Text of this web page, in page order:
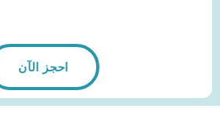
احجز الآن